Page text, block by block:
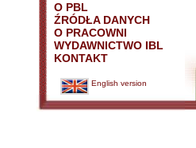
O PBL
ŹRÓDŁA DANYCH
O PRACOWNI
WYDAWNICTWO IBL
KONTAKT
English version